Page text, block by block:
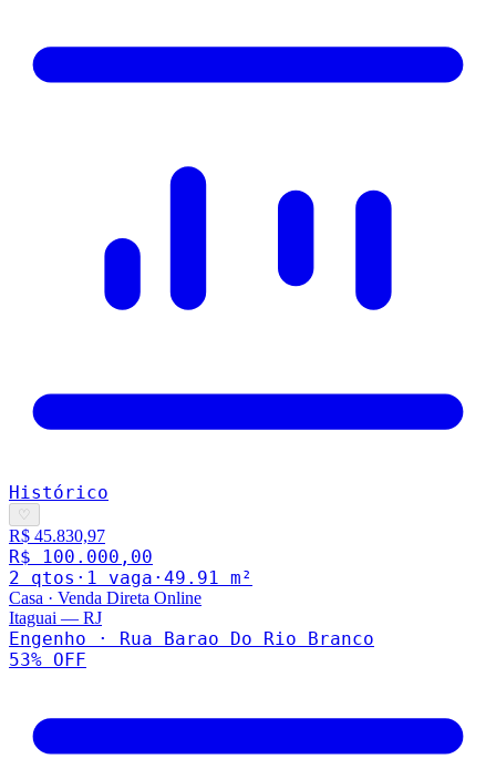
Histórico
♡
R$ 45.830,97
R$ 100.000,00
2 qtos · 1 vaga · 49.91 m²
Casa · Venda Direta Online
Itaguai — RJ
Engenho · Rua Barao Do Rio Branco
53% OFF